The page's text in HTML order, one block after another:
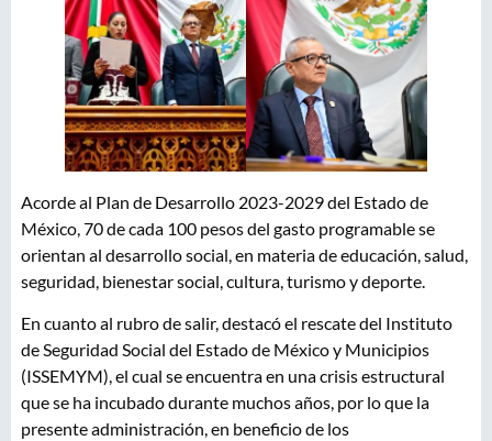
Acorde al Plan de Desarrollo 2023-2029 del Estado de
México, 70 de cada 100 pesos del gasto programable se
orientan al desarrollo social, en materia de educación, salud,
seguridad, bienestar social, cultura, turismo y deporte.
En cuanto al rubro de salir, destacó el rescate del Instituto
de Seguridad Social del Estado de México y Municipios
(ISSEMYM), el cual se encuentra en una crisis estructural
que se ha incubado durante muchos años, por lo que la
presente administración, en beneficio de los